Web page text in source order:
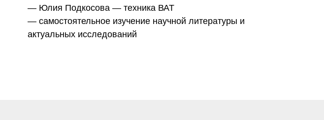
— Юлия Подкосова — техника ВАТ
— самостоятельное изучение научной литературы и
актуальных исследований